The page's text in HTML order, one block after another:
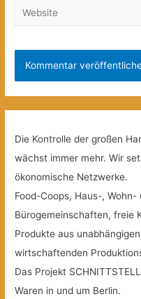
Website
Die Kontrolle der großen
wächst immer mehr. Wir
ökonomische Netzwerke.
Food-Coops, Haus-,
Bürogemeinschaften, freie
Produkte aus
wirtschaftenden
Das Projekt
Waren in und um Berlin.